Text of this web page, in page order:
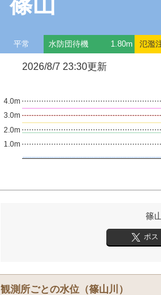
平常 水防団待機 1.80m 氾濫
2026/8/7 23:30更新
1.0m
2.0m
3.0m
4.0m
篠
ポス
観測所ごとの水位 （篠山川）